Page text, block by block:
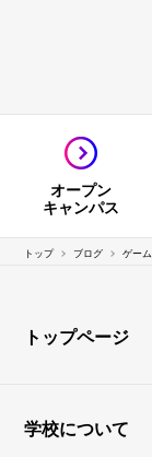
オープン
キャンパス
トップ ブログ ゲーム
トップページ
学校について